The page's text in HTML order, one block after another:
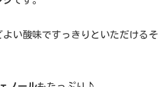
い酸味ですっきりといただけるそ